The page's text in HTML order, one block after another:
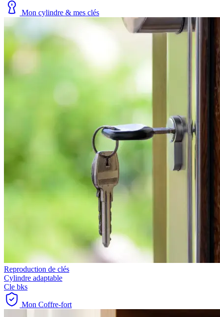
Mon cylindre & mes clés
Reproduction de clés
Cylindre adaptable
Cle bks
Mon Coffre-fort